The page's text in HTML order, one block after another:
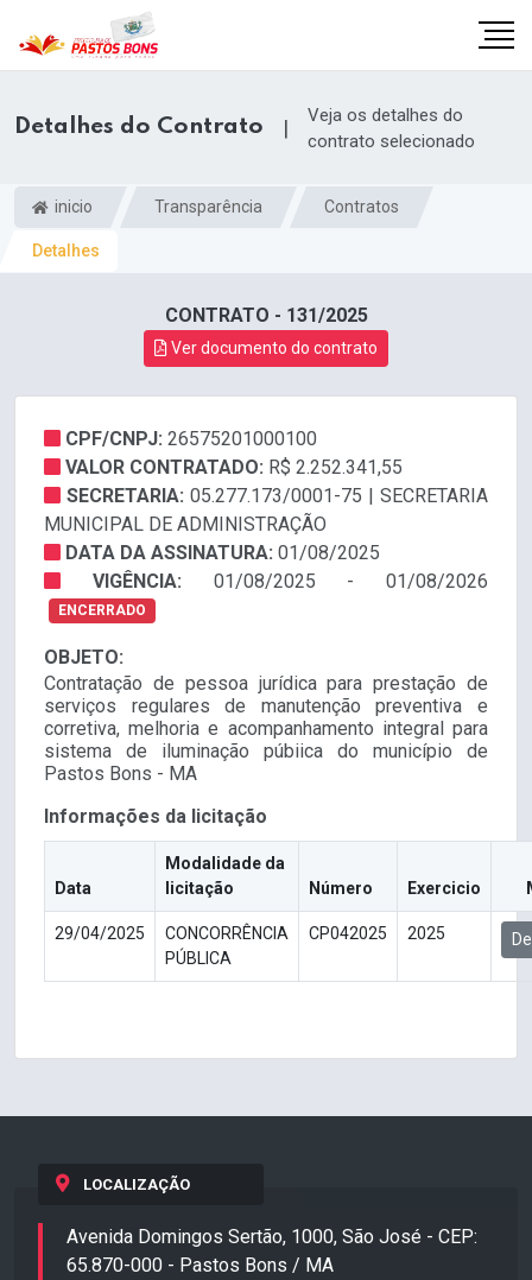
Detalhes do Contrato |
Veja os detalhes do
contrato selecionado
inicio Transparência Contratos
Detalhes
CONTRATO - 131/2025
Ver documento do contrato
CPF/CNPJ: 26575201000100
VALOR CONTRATADO: R$ 2.252.341,55
SECRETARIA: 05.277.173/0001-75 | SECRETARIA
MUNICIPAL DE ADMINISTRAÇÃO
DATA DA ASSINATURA: 01/08/2025
VIGÊNCIA: 01/08/2025 - 01/08/2026
ENCERRADO
OBJETO:
Contratação de pessoa jurídica para prestação de
serviços regulares de manutenção preventiva e
corretiva, melhoria e acompanhamento integral para
sistema de iluminação púbiica do município de
Pastos Bons - MA
Informações da licitação
Data
Modalidade da
licitação
Número Exercicio
29/04/2025
CONCORRÊNCIA
PÚBLICA
CP042025 2025
LOCALIZAÇÃO
Avenida Domingos Sertão, 1000, São José - CEP:
65.870-000 - Pastos Bons / MA